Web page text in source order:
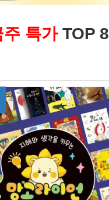
주 특가 TOP 8